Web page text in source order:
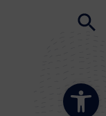
Ouvrir la